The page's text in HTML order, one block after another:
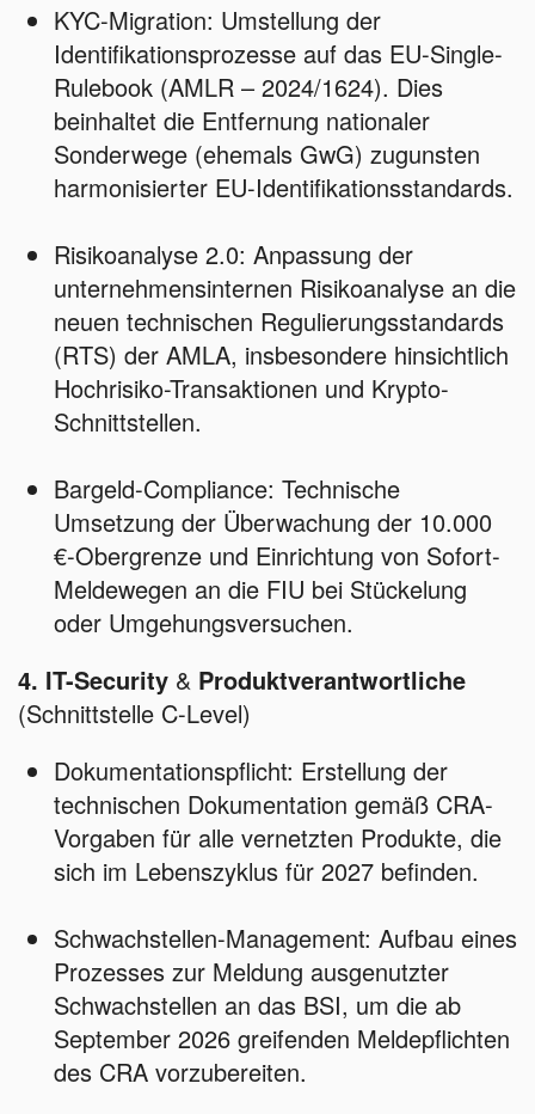
KYC-Migration: Umstellung der
Identifikationsprozesse auf das EU-Single-
Rulebook (AMLR – 2024/1624). Dies
beinhaltet die Entfernung nationaler
Sonderwege (ehemals GwG) zugunsten
harmonisierter EU-Identifikationsstandards.
Risikoanalyse 2.0: Anpassung der
unternehmensinternen Risikoanalyse an die
neuen technischen Regulierungsstandards
(RTS) der AMLA, insbesondere hinsichtlich
Hochrisiko-Transaktionen und Krypto-
Schnittstellen.
Bargeld-Compliance: Technische
Umsetzung der Überwachung der 10.000
€-Obergrenze und Einrichtung von Sofort-
Meldewegen an die FIU bei Stückelung
oder Umgehungsversuchen.
4. IT-Security & Produktverantwortliche
(Schnittstelle C-Level)
Dokumentationspflicht: Erstellung der
technischen Dokumentation gemäß CRA-
Vorgaben für alle vernetzten Produkte, die
sich im Lebenszyklus für 2027 befinden.
Schwachstellen-Management: Aufbau eines
Prozesses zur Meldung ausgenutzter
Schwachstellen an das BSI, um die ab
September 2026 greifenden Meldepflichten
des CRA vorzubereiten.